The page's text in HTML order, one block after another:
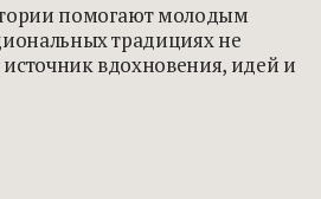
помогают молодым
традициях не
вдохновения, идей и